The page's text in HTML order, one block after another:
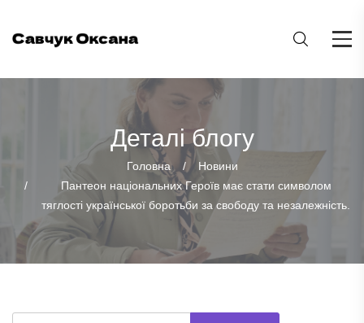
Деталі блогу
Головна
Новини
Пантеон національних Героїв має стати символом
тяглості української боротьби за свободу та незалежність.